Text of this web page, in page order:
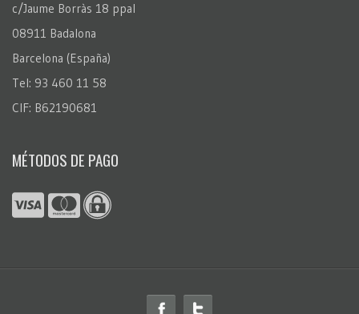
c/Jaume Borràs 18 ppal
08911 Badalona
Barcelona (España)
Tel: 93 460 11 58
CIF: B62190681
MÉTODOS DE PAGO